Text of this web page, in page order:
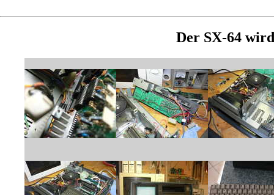
Der SX-64